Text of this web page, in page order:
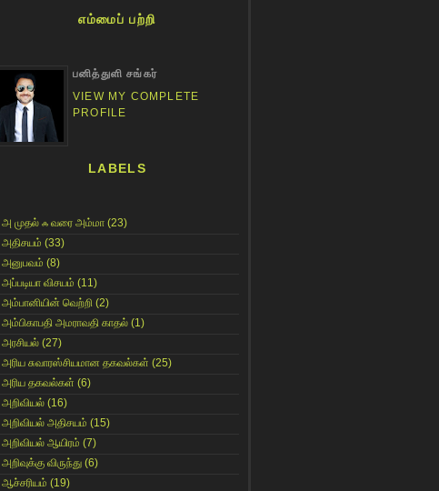
எம்மைப் பற்றி
பனித்துளி சங்கர்
VIEW MY COMPLETE
PROFILE
LABELS
அ முதல் ஃ வரை அம்மா (23)
அதிசயம் (33)
அனுபவம் (8)
அப்படியா விசயம் (11)
அம்பானியின் வெற்றி (2)
அம்பிகாபதி அமராவதி காதல் (1)
அரசியல் (27)
அரிய சுவாரஸ்சியமான தகவல்கள் (25)
அரிய தகவல்கள் (6)
அறிவியல் (16)
அறிவியல் அதிசயம் (15)
அறிவியல் ஆயிரம் (7)
அறிவுக்கு விருந்து (6)
ஆச்சரியம் (19)